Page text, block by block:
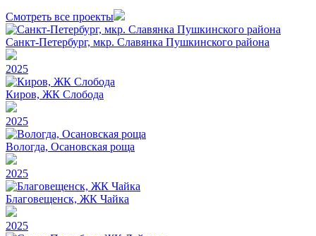
Смотреть все проекты
Санкт-Петербург, мкр. Славянка Пушкинского района
2025
Киров, ЖК Слобода
2025
Вологда, Осановская роща
2025
Благовещенск, ЖК Чайка
2025